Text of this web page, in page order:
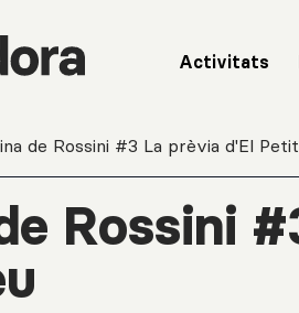
Activitats
de Rossini #3 La prèvia d'El
Rossini